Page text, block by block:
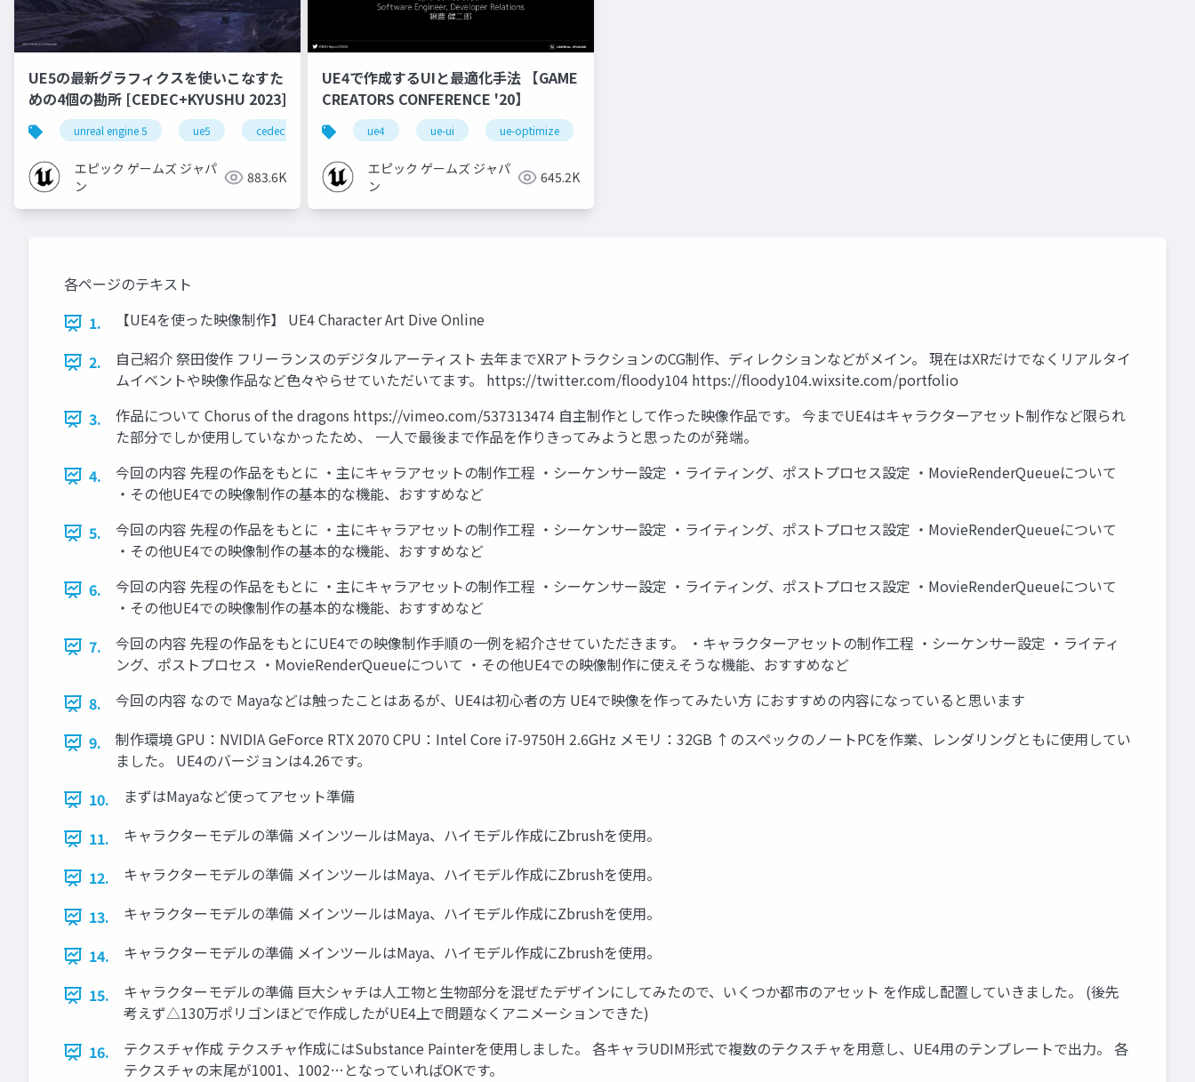
UE5の最新グラフィクスを使いこなすた
めの4個の勘所 [CEDEC+KYUSHU 2023]
unreal engine 5 ue5 cedec cedec+kyushu
エピック ゲームズ ジャパ
ン
883.6K
UE4で作成するUIと最適化手法 【GAME
CREATORS CONFERENCE '20】
ue4 ue-ui ue-optimize
エピック ゲームズ ジャパ
ン
645.2K
各ページのテキスト
1.
【UE4を使った映像制作】 UE4 Character Art Dive Online
2.
自己紹介 祭田俊作 フリーランスのデジタルアーティスト 去年までXRアトラクションのCG制作、ディレクションなどがメイン。 現在はXRだけでなくリアルタイ
ムイベントや映像作品など色々やらせていただいてます。 https://twitter.com/floody104 https://floody104.wixsite.com/portfolio
3.
作品について Chorus of the dragons https://vimeo.com/537313474 自主制作として作った映像作品です。 今までUE4はキャラクターアセット制作など限られ
た部分でしか使用していなかったため、 一人で最後まで作品を作りきってみようと思ったのが発端。
4.
今回の内容 先程の作品をもとに ・主にキャラアセットの制作工程 ・シーケンサー設定 ・ライティング、ポストプロセス設定 ・MovieRenderQueueについて
・その他UE4での映像制作の基本的な機能、おすすめなど
5.
今回の内容 先程の作品をもとに ・主にキャラアセットの制作工程 ・シーケンサー設定 ・ライティング、ポストプロセス設定 ・MovieRenderQueueについて
・その他UE4での映像制作の基本的な機能、おすすめなど
6.
今回の内容 先程の作品をもとに ・主にキャラアセットの制作工程 ・シーケンサー設定 ・ライティング、ポストプロセス設定 ・MovieRenderQueueについて
・その他UE4での映像制作の基本的な機能、おすすめなど
7.
今回の内容 先程の作品をもとにUE4での映像制作手順の一例を紹介させていただきます。 ・キャラクターアセットの制作工程 ・シーケンサー設定 ・ライティ
ング、ポストプロセス ・MovieRenderQueueについて ・その他UE4での映像制作に使えそうな機能、おすすめなど
8.
今回の内容 なので Mayaなどは触ったことはあるが、UE4は初心者の方 UE4で映像を作ってみたい方 におすすめの内容になっていると思います
9.
制作環境 GPU：NVIDIA GeForce RTX 2070 CPU：Intel Core i7-9750H 2.6GHz メモリ：32GB ↑のスペックのノートPCを作業、レンダリングともに使用してい
ました。 UE4のバージョンは4.26です。
10.
まずはMayaなど使ってアセット準備
11.
キャラクターモデルの準備 メインツールはMaya、ハイモデル作成にZbrushを使用。
12.
キャラクターモデルの準備 メインツールはMaya、ハイモデル作成にZbrushを使用。
13.
キャラクターモデルの準備 メインツールはMaya、ハイモデル作成にZbrushを使用。
14.
キャラクターモデルの準備 メインツールはMaya、ハイモデル作成にZbrushを使用。
15.
キャラクターモデルの準備 巨大シャチは人工物と生物部分を混ぜたデザインにしてみたので、いくつか都市のアセット を作成し配置していきました。 (後先
考えず△130万ポリゴンほどで作成したがUE4上で問題なくアニメーションできた)
16.
テクスチャ作成 テクスチャ作成にはSubstance Painterを使用しました。 各キャラUDIM形式で複数のテクスチャを用意し、UE4用のテンプレートで出力。 各
テクスチャの末尾が1001、1002…となっていればOKです。